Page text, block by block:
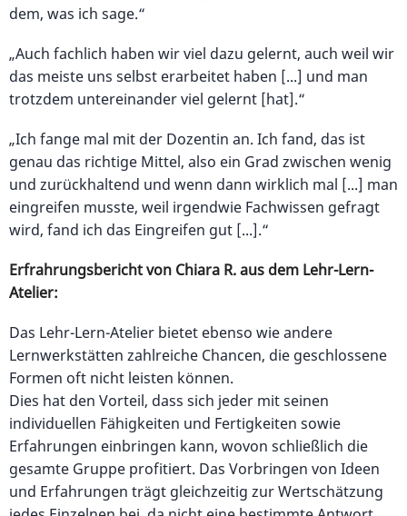
dem, was ich sage.“
„Auch fachlich haben wir viel dazu gelernt, auch weil wir
das meiste uns selbst erarbeitet haben [...] und man
trotzdem untereinander viel gelernt [hat].“
„Ich fange mal mit der Dozentin an. Ich fand, das ist
genau das richtige Mittel, also ein Grad zwischen wenig
und zurückhaltend und wenn dann wirklich mal [...] man
eingreifen musste, weil irgendwie Fachwissen gefragt
wird, fand ich das Eingreifen gut [...].“
Erfrahrungsbericht von Chiara R. aus dem Lehr-Lern-
Atelier:
Das Lehr-Lern-Atelier bietet ebenso wie andere
Lernwerkstätten zahlreiche Chancen, die geschlossene
Formen oft nicht leisten können.
Dies hat den Vorteil, dass sich jeder mit seinen
individuellen Fähigkeiten und Fertigkeiten sowie
Erfahrungen einbringen kann, wovon schließlich die
gesamte Gruppe profitiert. Das Vorbringen von Ideen
und Erfahrungen trägt gleichzeitig zur Wertschätzung